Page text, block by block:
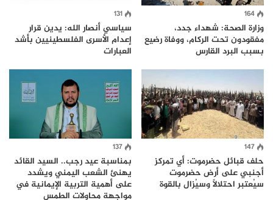
164
وزارة الصحة: شهداء جدد،
مفقودون تحت الركام، ووفاة رضيع
بسبب البرد القارس
131
سياسي أنصار الله: يدين قرار
إعدام الأسرى الفلسطينيين بأشد
العبارات
147
حلف قبائل حضرموت: أي تمركز
أجنبي على أرض حضرموت
سيُعتبر احتلالاً وسيُزال بالقوة
137
بمناسبة عيد رجب.. السيد القائد
يهنئ الشعب اليمني ويشدد
على أهمية التربية الإيمانية في
مواجهة محاولات الطمس